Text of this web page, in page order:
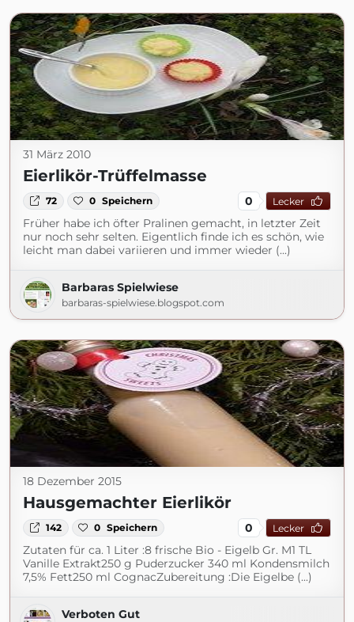
31 März 2010
Eierlikör-Trüffelmasse
72 0 Speichern 0 Lecker
Früher habe ich öfter Pralinen gemacht, in letzter Zeit
nur noch sehr selten. Eigentlich finde ich es schön, wie
leicht man dabei variieren und immer wieder (...)
Barbaras Spielwiese
barbaras-spielwiese.blogspot.com
18 Dezember 2015
Hausgemachter Eierlikör
142 0 Speichern 0 Lecker
Zutaten für ca. 1 Liter :8 frische Bio - Eigelb Gr. M1 TL
Vanille Extrakt250 g Puderzucker 340 ml Kondensmilch
7,5% Fett250 ml CognacZubereitung :Die Eigelbe (...)
Verboten Gut